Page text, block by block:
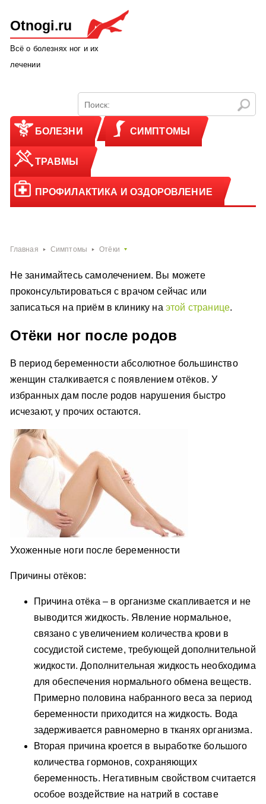
Otnogi.ru
Всё о болезнях ног и их
лечении
БОЛЕЗНИ СИМПТОМЫ
ТРАВМЫ
ПРОФИЛАКТИКА И ОЗДОРОВЛЕНИЕ
Главная Симптомы Отёки
Не занимайтесь самолечением. Вы можете
проконсультироваться с врачом сейчас или
записаться на приём в клинику на этой странице.
Отёки ног после родов
В период беременности абсолютное большинство
женщин сталкивается с появлением отёков. У
избранных дам после родов нарушения быстро
исчезают, у прочих остаются.
Ухоженные ноги после беременности
Причины отёков:
Причина отёка – в организме скапливается и не
выводится жидкость. Явление нормальное,
связано с увеличением количества крови в
сосудистой системе, требующей дополнительной
жидкости. Дополнительная жидкость необходима
для обеспечения нормального обмена веществ.
Примерно половина набранного веса за период
беременности приходится на жидкость. Вода
задерживается равномерно в тканях организма.
Вторая причина кроется в выработке большого
количества гормонов, сохраняющих
беременность. Негативным свойством считается
особое воздействие на натрий в составе